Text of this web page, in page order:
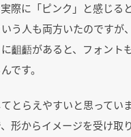
際に「ピンク」と感じる
いう人も両方いたのですが
齟齬があると、フォント
です。
とらえやすいと思ってい
形からイメージを受け取